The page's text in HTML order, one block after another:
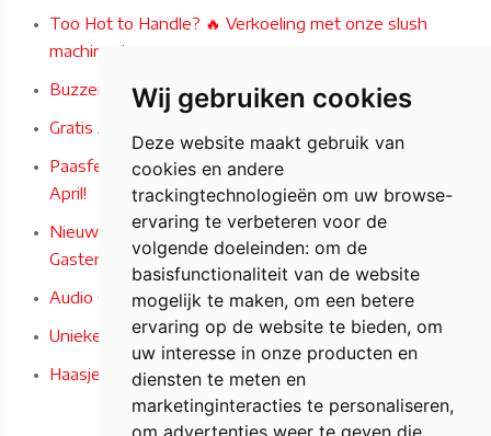
Wij gebruiken cookies
Deze website maakt gebruik van
cookies en andere
trackingtechnologieën om uw browse-
ervaring te verbeteren voor de
volgende doeleinden: om de
basisfunctionaliteit van de website
mogelijk te maken, om een betere
ervaring op de website te bieden, om
uw interesse in onze producten en
diensten te meten en
marketinginteracties te personaliseren,
om advertenties weer te geven die
Too Hot to Handle? 🔥 Verkoeling met onze slush
machines!
Buzzer Wire Game: Het ultieme concentratiespel!
Gratis Airbrush Paastattoos deze zaterdag 4/04/2026!
Paasfeest bij Carrefour Market Bilzen-Hoeselt op 4 & 5
April!
Nieuw bij Foxy Fun - Audio en Audio/Video
Gastenboeken in Iconische Engelse Telefooncel!
Audio Gastenboek
Unieke Paas- en woondecoratie bij Foxy Fun!
Haasjes horen, zien en zwijgen